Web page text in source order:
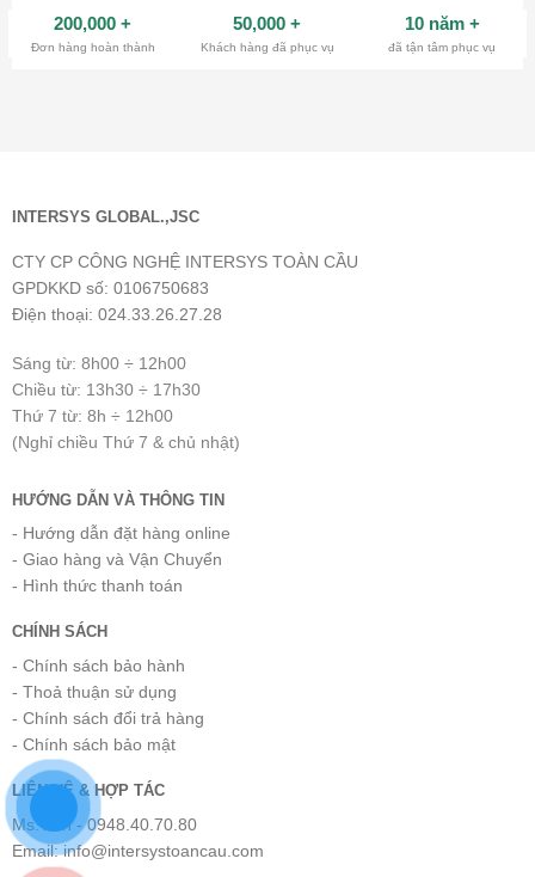
200,000 +
Đơn hàng hoàn thành
50,000 +
Khách hàng đã phục vụ
10 năm +
đã tận tâm phục vụ
INTERSYS GLOBAL.,JSC
CTY CP CÔNG NGHỆ INTERSYS TOÀN CẦU
GPDKKD số: 0106750683
Điện thoại: 024.33.26.27.28
Sáng từ: 8h00 ÷ 12h00
Chiều từ: 13h30 ÷ 17h30
Thứ 7 từ: 8h ÷ 12h00
(Nghỉ chiều Thứ 7 & chủ nhật)
HƯỚNG DẪN VÀ THÔNG TIN
- Hướng dẫn đặt hàng online
- Giao hàng và Vận Chuyển
- Hình thức thanh toán
CHÍNH SÁCH
- Chính sách bảo hành
- Thoả thuận sử dụng
- Chính sách đổi trả hàng
- Chính sách bảo mật
LIÊN HỆ & HỢP TÁC
Ms.Tiến - 0948.40.70.80
Email: info@intersystoancau.com